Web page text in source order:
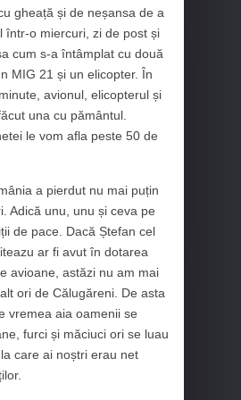
gheață și de neșansa de a
într-o miercuri, zi de post și
cum s-a întâmplat cu două
MIG 21 și un elicopter. În
avionul, elicopterul și
una cu pământul.
le vom afla peste 50 de
a pierdut nu mai puțin
Adică unu, unu și ceva pe
de pace. Dacă Ștefan cel
ar fi avut în dotarea
avioane, astăzi nu am mai
ori de Călugăreni. De asta
vremea aia oamenii se
furci și măciuci ori se luau
care ai noștri erau net